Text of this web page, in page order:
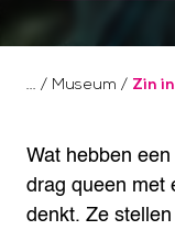
/ Museum / Zin
Wat hebben
drag queen met
denkt. Ze